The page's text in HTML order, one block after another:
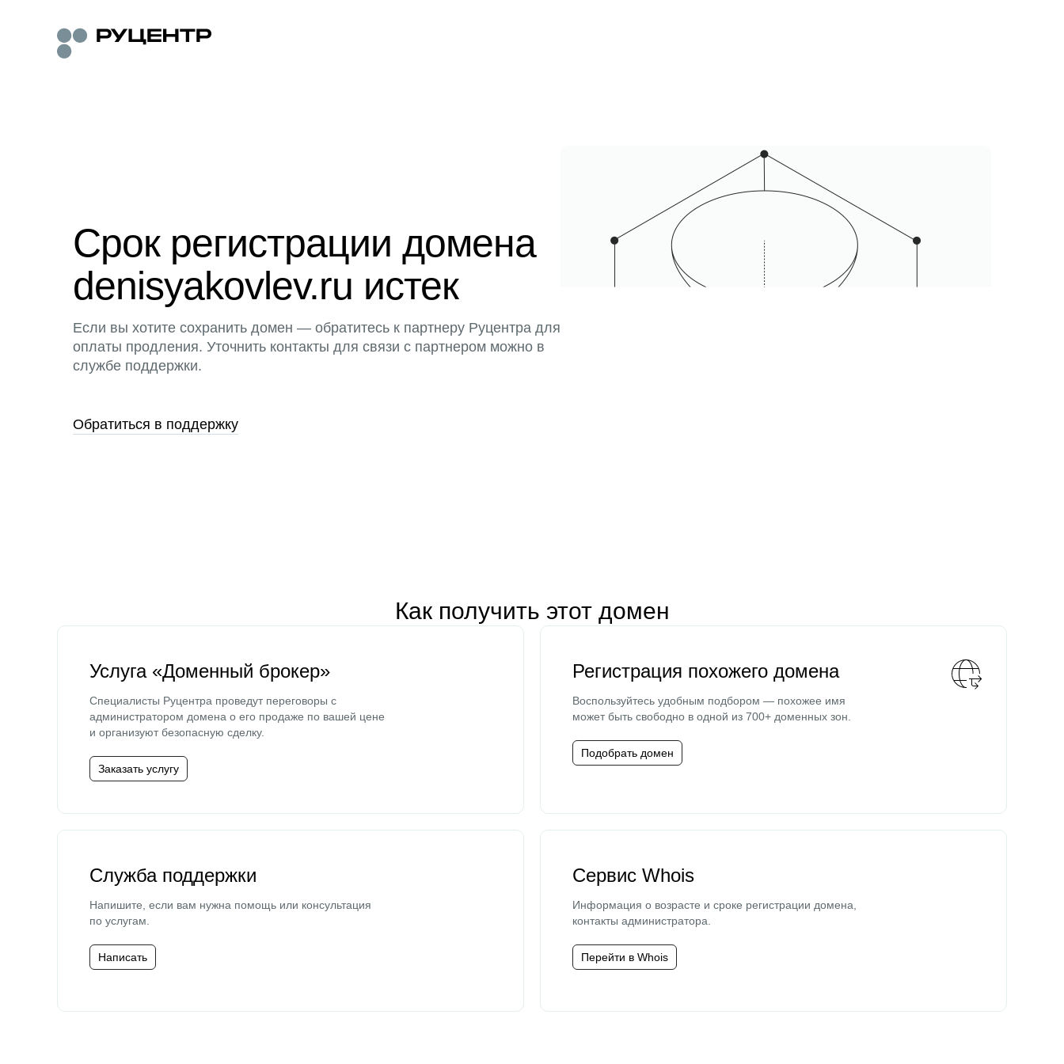
Срок регистрации домена
denisyakovlev.ru истек
Если вы хотите сохранить домен — обратитесь к партнеру Руцентра для
оплаты продления. Уточнить контакты для связи с партнером можно в
службе поддержки.
Обратиться в поддержку
Как получить этот домен
Услуга «Доменный брокер»
Специалисты Руцентра проведут переговоры с
администратором домена о его продаже по вашей цене
и организуют безопасную сделку.
Заказать услугу
Регистрация похожего домена
Воспользуйтесь удобным подбором — похожее имя
может быть свободно в одной из 700+ доменных зон.
Подобрать домен
Служба поддержки
Напишите, если вам нужна помощь или консультация
по услугам.
Написать
Сервис Whois
Информация о возрасте и сроке регистрации домена,
контакты администратора.
Перейти в Whois